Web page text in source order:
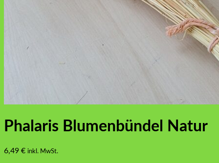
Phalaris Blumenbündel Natur
6,49 € inkl. MwSt.